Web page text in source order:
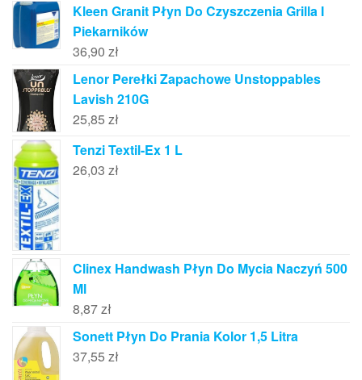
Kleen Granit Płyn Do Czyszczenia Grilla I
Piekarników
36,90 zł
Lenor Perełki Zapachowe Unstoppables
Lavish 210G
25,85 zł
Tenzi Textil-Ex 1 L
26,03 zł
Clinex Handwash Płyn Do Mycia Naczyń 500
Ml
8,87zł
Sonett Płyn Do Prania Kolor 1,5 Litra
37,55 zł